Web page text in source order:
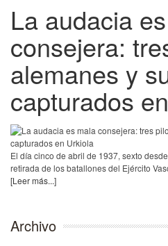
La audacia
consejera:
alemanes y
capturados
El día cinco de abril de 1937, sexto
retirada de los batallones del Ejército
[Leer más...]
Archivo